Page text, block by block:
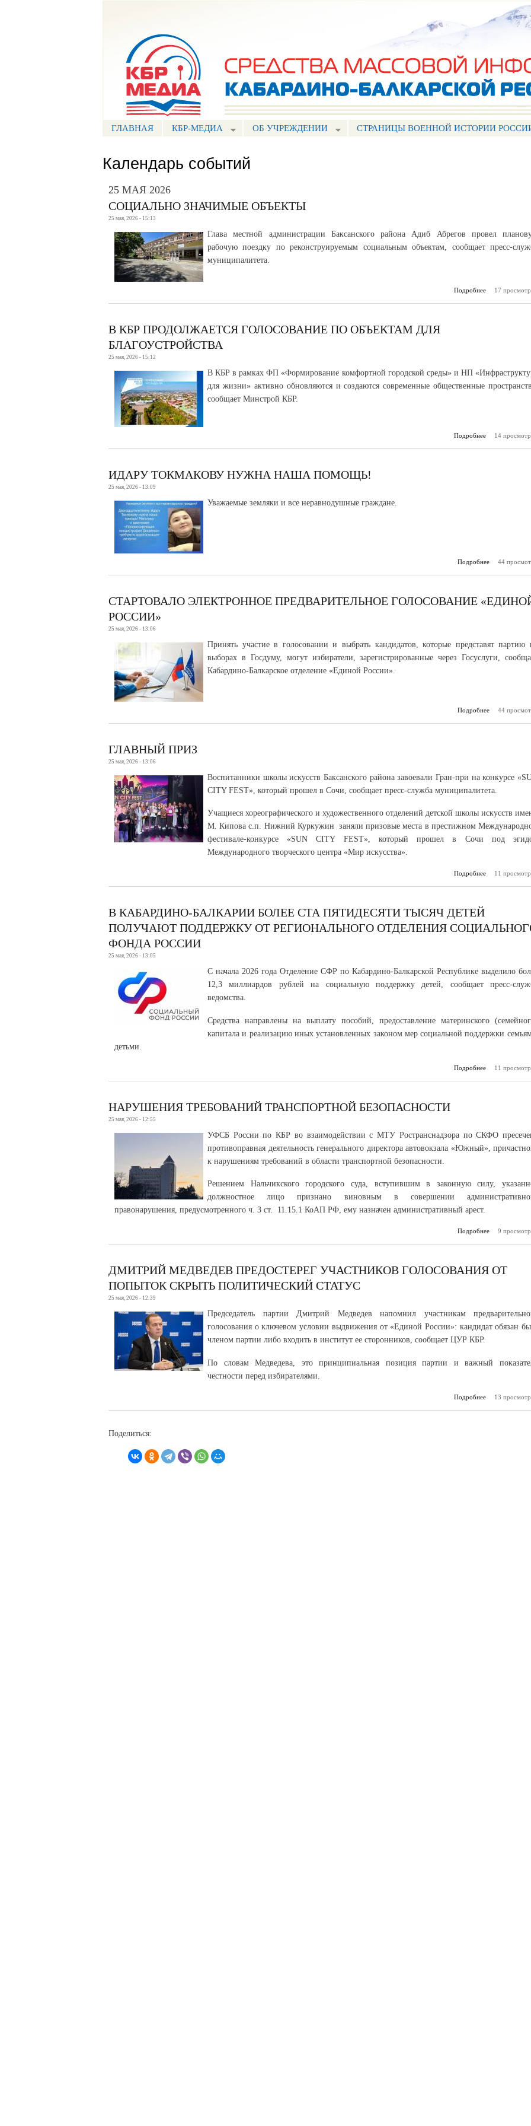
ГЛАВНАЯ КБР-МЕДИА ОБ УЧРЕЖДЕНИИ СТРАНИЦЫ ВОЕННОЙ ИСТОРИИ
Календарь событий
25 МАЯ 2026
СОЦИАЛЬНО ЗНАЧИМЫЕ ОБЪЕКТЫ
25 мая, 2026 - 15:13
Глава местной администрации Баксанского района Адиб Абрегов провел
рабочую поездку по реконструируемым социальным объектам, сообщает пресс-
муниципалитета.
Подробнее
о Социально
17
В КБР ПРОДОЛЖАЕТСЯ ГОЛОСОВАНИЕ ПО ОБЪЕКТАМ ДЛЯ
БЛАГОУСТРОЙСТВА
25 мая, 2026 - 15:12
В КБР в рамках ФП «Формирование комфортной городской среды» и НП
для жизни» активно обновляются и создаются современные общественные
сообщает Минстрой КБР.
Подробнее
о В КБР
14
ИДАРУ ТОКМАКОВУ НУЖНА НАША ПОМОЩЬ!
25 мая, 2026 - 13:09
Уважаемые земляки и все неравнодушные граждане.
Подробнее
о Идару
44
СТАРТОВАЛО ЭЛЕКТРОННОЕ ПРЕДВАРИТЕЛЬНОЕ ГОЛОСОВАНИЕ
РОССИИ»
25 мая, 2026 - 13:06
Принять участие в голосовании и выбрать кандидатов, которые представят партию
выборах в Госдуму, могут избиратели, зарегистрированные через Госуслуги,
Кабардино-Балкарское отделение «Единой России».
Подробнее
о
44
ГЛАВНЫЙ ПРИЗ
25 мая, 2026 - 13:06
Воспитанники школы искусств Баксанского района завоевали Гран‑при на конкурсе
CITY FEST», который прошел в Сочи, сообщает пресс-служба муниципалитета.
Учащиеся хореографического и художественного отделений детской школы искусств
М. Кипова с.п. Нижний Куркужин заняли призовые места в престижном
фестивале-конкурсе «SUN CITY FEST», который прошел в Сочи под
Международного творческого центра «Мир искусства».
Подробнее о Главный приз
11
В КАБАРДИНО-БАЛКАРИИ БОЛЕЕ СТА ПЯТИДЕСЯТИ ТЫСЯЧ ДЕТЕЙ
ПОЛУЧАЮТ ПОДДЕРЖКУ ОТ РЕГИОНАЛЬНОГО ОТДЕЛЕНИЯ
ФОНДА РОССИИ
25 мая, 2026 - 13:05
С начала 2026 года Отделение СФР по Кабардино-Балкарской Республике выделило
12,3 миллиардов рублей на социальную поддержку детей, сообщает пресс-
ведомства.
Средства направлены на выплату пособий, предоставление материнского
капитала и реализацию иных установленных законом мер социальной поддержки
детьми.
Подробнее
о В
11
НАРУШЕНИЯ ТРЕБОВАНИЙ ТРАНСПОРТНОЙ БЕЗОПАСНОСТИ
25 мая, 2026 - 12:55
УФСБ России по КБР во взаимодействии с МТУ Ространснадзора по СКФО
противоправная деятельность генерального директора автовокзала «Южный»,
к нарушениям требований в области транспортной безопасности.
Решением Нальчикского городского суда, вступившим в законную силу,
должностное лицо признано виновным в совершении
правонарушения, предусмотренного ч. 3 ст. 11.15.1 КоАП РФ, ему назначен административный арест.
Подробнее
о
9
ДМИТРИЙ МЕДВЕДЕВ ПРЕДОСТЕРЕГ УЧАСТНИКОВ ГОЛОСОВАНИЯ ОТ
ПОПЫТОК СКРЫТЬ ПОЛИТИЧЕСКИЙ СТАТУС
25 мая, 2026 - 12:39
Председатель партии Дмитрий Медведев напомнил участникам
голосования о ключевом условии выдвижения от «Единой России»: кандидат обязан
членом партии либо входить в институт ее сторонников, сообщает ЦУР КБР.
По словам Медведева, это принципиальная позиция партии и важный
честности перед избирателями.
Подробнее
о Дмитрий
13
Поделиться: